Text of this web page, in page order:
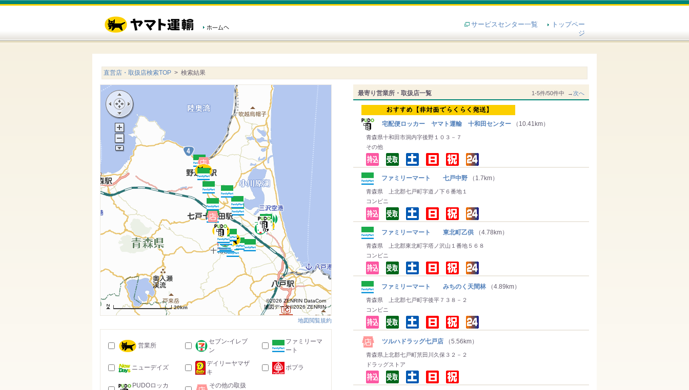
サービスセンター一覧
トップペー
ジ
直営店・取扱店検索TOP > 検索結果
最寄り営業所・取扱店一覧 1-5件/50件中 →次へ
宅配便ロッカー ヤマト運輸 十和田センター （10.41km）
青森県十和田市洞内字後野１０３－７
その他
ファミリーマート 七戸中野 （1.7km）
青森県 上北郡七戸町字道ノ下６番地１
コンビニ
ファミリーマート 東北町乙供 （4.78km）
青森県 上北郡東北町字塔ノ沢山１番地５６８
コンビニ
ファミリーマート みちのく天間林 （4.89km）
青森県 上北郡七戸町字後平７３８－２
コンビニ
ツルハドラッグ七戸店 （5.56km）
青森県上北郡七戸町笊田川久保３２－２
ドラッグストア
20km
©2026 ZENRIN DataCom
地図データ©2026 ZENRIN
地図閲覧規約
営業所
セブン-イレブ
ン
ファミリーマ
ート
ニューデイズ
デイリーヤマザ
キ
ポプラ
PUDOロッカ
その他の取扱